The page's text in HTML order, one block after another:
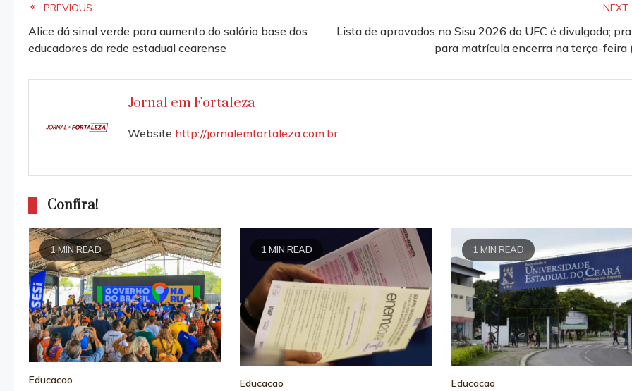
Read
more
articles
PREVIOUS
Alice dá sinal verde para aumento do salário base dos
educadores da rede estadual cearense
NEXT
Lista de aprovados no Sisu 2026 do UFC é divulgada;
para matrícula encerra na terça-feira
Jornal em Fortaleza
Website http://jornalemfortaleza.com.br
Confira!
1 MIN READ
Educacao
1 MIN READ
Educacao
1 MIN READ
Educacao